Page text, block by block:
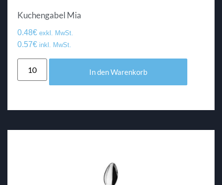
Kuchengabel Mia
0.48€ exkl. MwSt.
0.57€ inkl. MwSt.
In den Warenkorb